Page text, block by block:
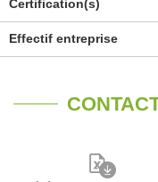
Certification(s)
Effectif entreprise